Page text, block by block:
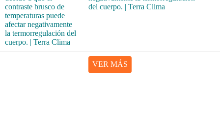
del cuerpo. | Terra Clima
VER MÁS